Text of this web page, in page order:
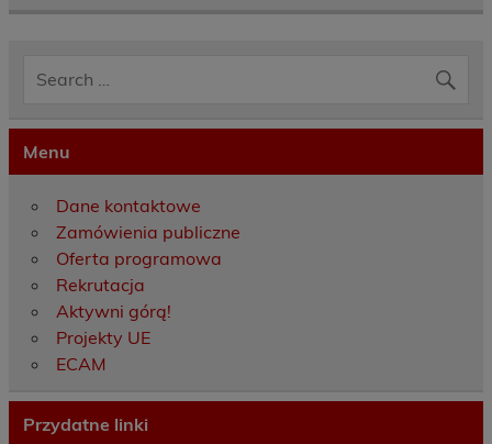
Menu
Dane kontaktowe
Zamówienia publiczne
Oferta programowa
Rekrutacja
Aktywni górą!
Projekty UE
ECAM
Przydatne linki